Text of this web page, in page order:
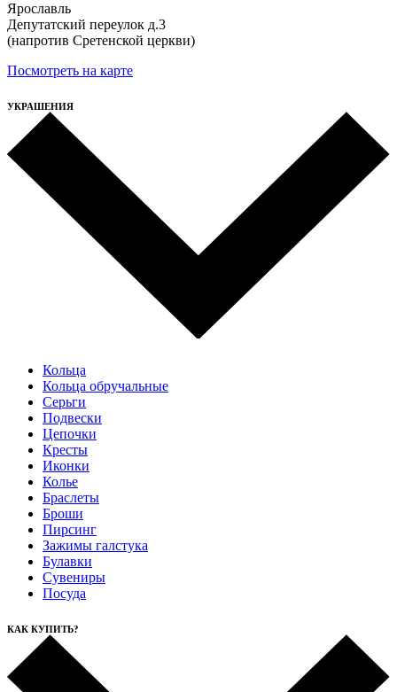
Ярославль
Депутатский переулок д.3
(напротив Сретенской церкви)
Посмотреть на карте
УКРАШЕНИЯ
Кольца
Кольца обручальные
Серьги
Подвески
Цепочки
Кресты
Иконки
Колье
Браслеты
Броши
Пирсинг
Зажимы галстука
Булавки
Сувениры
Посуда
КАК КУПИТЬ?